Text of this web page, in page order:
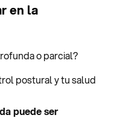
en la
o parcial?
postural y tu salud
puede ser